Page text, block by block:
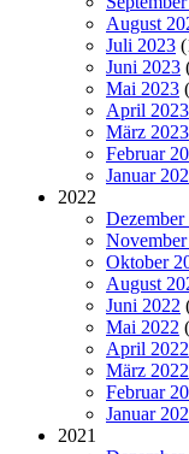
August
Juli 2023
Juni 2023
Mai 2023
April 2023
März 2023
Februar
Januar
2022
Dezember
Oktober
August
Juni 2022
Mai 2022
April 2022
März 2022
Februar
Januar
2021